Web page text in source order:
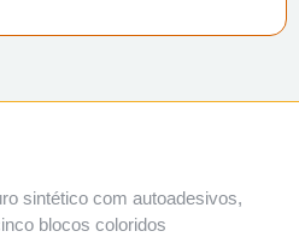
sintético com autoadesivos,
blocos coloridos